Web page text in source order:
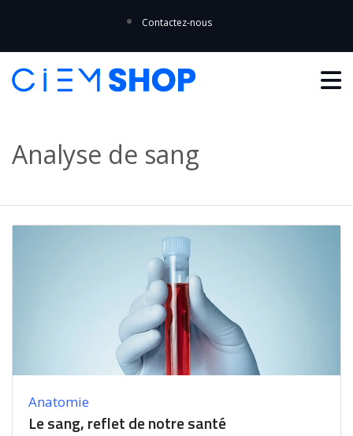
Contactez-nous
Analyse de sang
Anatomie
Le sang, reflet de notre santé